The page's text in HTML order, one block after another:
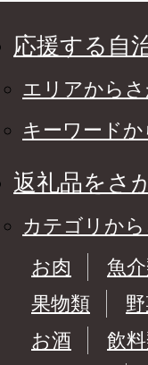
応援する自
エリアから
キーワード
返礼品をさ
カテゴリか
お肉
魚
果物類
お酒
飲